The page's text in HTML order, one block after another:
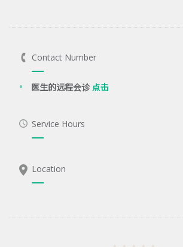
Contact Number
医生的远程会诊点击
Service Hours
Location